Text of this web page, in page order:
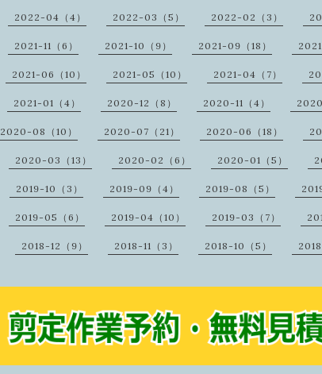
2022-04（4） 2022-03（5） 2022-02（3）
2021-11（6） 2021-10（9） 2021-09（18）
2021-06（10） 2021-05（10） 2021-04（7）
2021-01（4） 2020-12（8） 2020-11（4）
2020-08（10） 2020-07（21） 2020-06（18）
2020-03（13） 2020-02（6） 2020-01（5）
2019-10（3） 2019-09（4） 2019-08（5）
2019-05（6） 2019-04（10） 2019-03（7）
2018-12（9） 2018-11（3） 2018-10（5）